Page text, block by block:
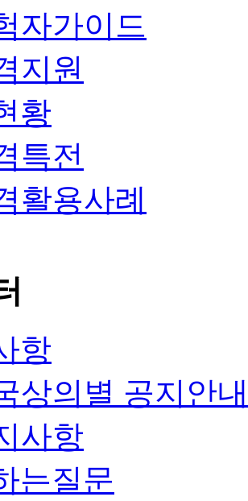
자가이드
지원
황
특전
활용사례
항
상의별 공지안내
사항
는질문